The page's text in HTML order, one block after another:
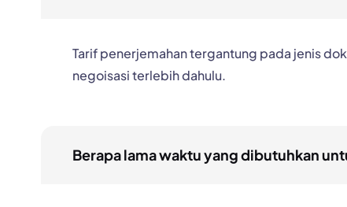
Tarif penerjemahan tergantung pada jenis
negoisasi terlebih dahulu.
Berapa lama waktu yang dibutuhkan